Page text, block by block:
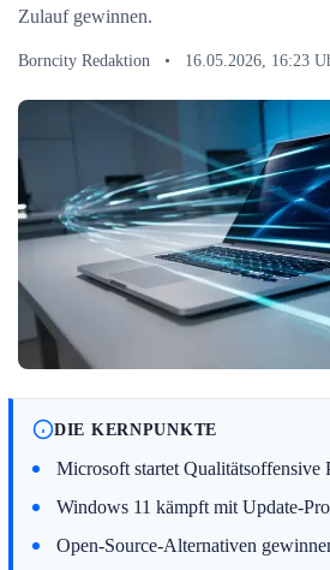
Zulauf gewinnen.
Borncity Redaktion • 16.05.2026, 16:23
DIE KERNPUNKTE
Microsoft startet Qualitätsoffensive
Windows 11 kämpft mit Update-
Open-Source-Alternativen